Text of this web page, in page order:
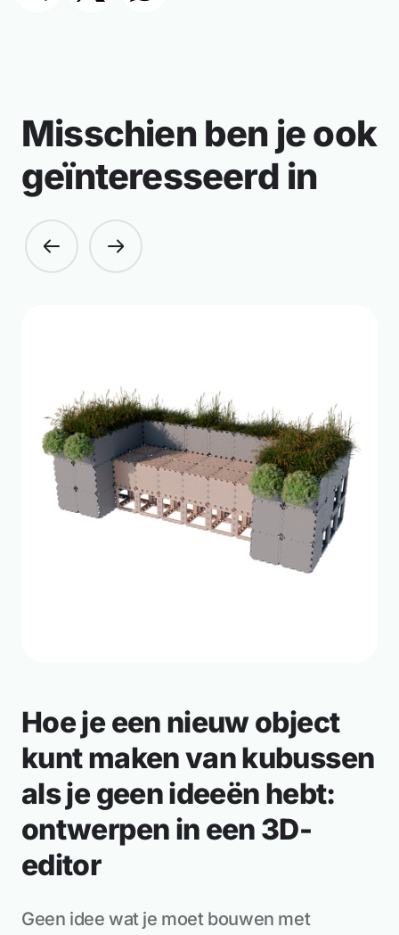
Misschien ben je ook
geïnteresseerd in
Hoe je een nieuw object
kunt maken van kubussen
als je geen ideeën hebt:
ontwerpen in een 3D-
editor
Geen idee wat je moet bouwen met